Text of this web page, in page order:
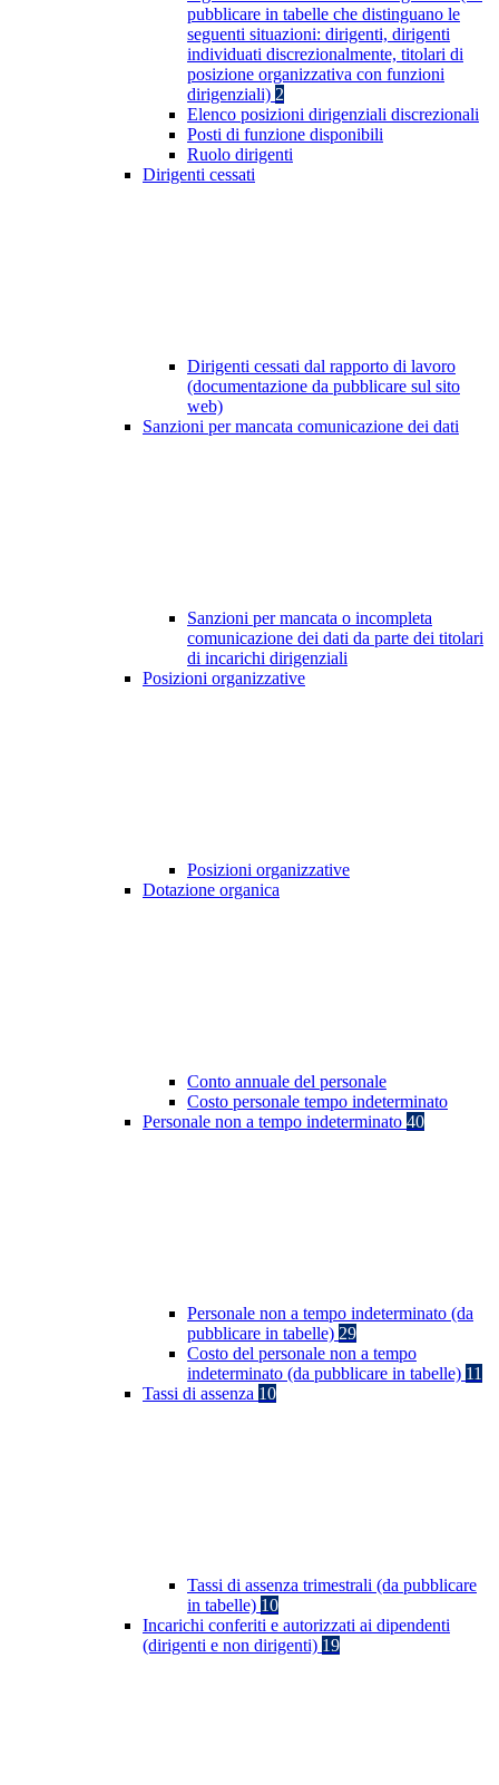
pubblicare in tabelle che distinguano le
seguenti situazioni: dirigenti, dirigenti
individuati discrezionalmente, titolari di
posizione organizzativa con funzioni
dirigenziali) 2
Elenco posizioni dirigenziali discrezionali
Posti di funzione disponibili
Ruolo dirigenti
Dirigenti cessati
Dirigenti cessati dal rapporto di lavoro
(documentazione da pubblicare sul sito
web)
Sanzioni per mancata comunicazione dei dati
Sanzioni per mancata o incompleta
comunicazione dei dati da parte dei titolari
di incarichi dirigenziali
Posizioni organizzative
Posizioni organizzative
Dotazione organica
Conto annuale del personale
Costo personale tempo indeterminato
Personale non a tempo indeterminato 40
Personale non a tempo indeterminato (da
pubblicare in tabelle) 29
Costo del personale non a tempo
indeterminato (da pubblicare in tabelle) 11
Tassi di assenza 10
Tassi di assenza trimestrali (da pubblicare
in tabelle) 10
Incarichi conferiti e autorizzati ai dipendenti
(dirigenti e non dirigenti) 19